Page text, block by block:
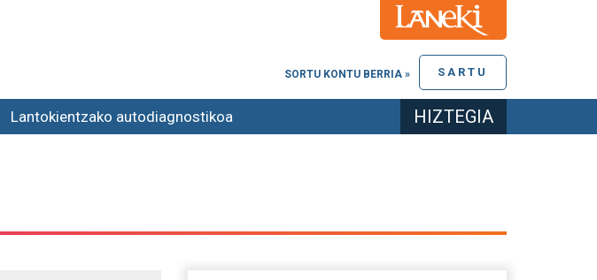
SARTU
SORTU KONTU BERRIA »
Lantokientzako autodiagnostikoa HIZTEGIA